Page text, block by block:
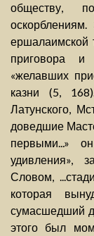
обществу,
ершалаимской
приговора и
«желавших
казни (5,
Латунского,
доведшие
первыми...»
удивления»,
Словом,
которая
сумасшедший
этого был